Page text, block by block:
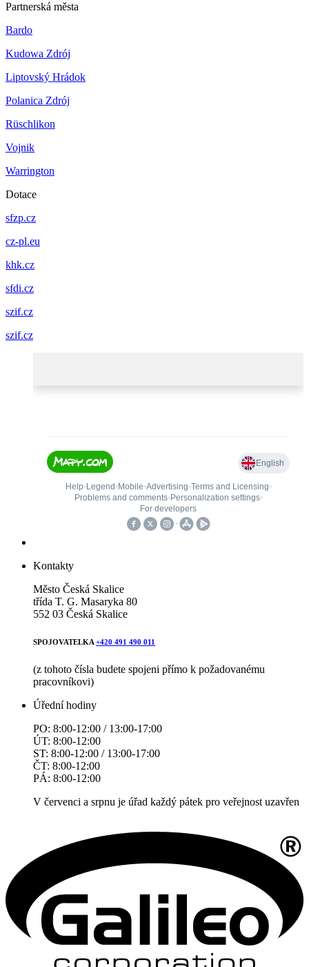
Partnerská města
Bardo
Kudowa Zdrój
Liptovský Hrádok
Polanica Zdrój
Rüschlikon
Vojnik
Warrington
Dotace
sfzp.cz
cz-pl.eu
khk.cz
sfdi.cz
szif.cz
szif.cz
Kontakty
Město Česká Skalice
třída T. G. Masaryka 80
552 03 Česká Skalice
SPOJOVATELKA +420 491 490 011
(z tohoto čísla budete spojeni přímo k požadovanému
pracovníkovi)
Úřední hodiny
PO: 8:00-12:00 / 13:00-17:00
ÚT: 8:00-12:00
ST: 8:00-12:00 / 13:00-17:00
ČT: 8:00-12:00
PÁ: 8:00-12:00
V červenci a srpnu je úřad každý pátek pro veřejnost uzavřen